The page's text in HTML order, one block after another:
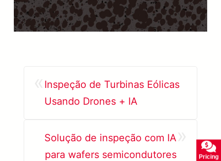
Inspeção de Turbinas Eólicas
Usando Drones + IA
Solução de inspeção com IA
para wafers semicondutores
Pricing